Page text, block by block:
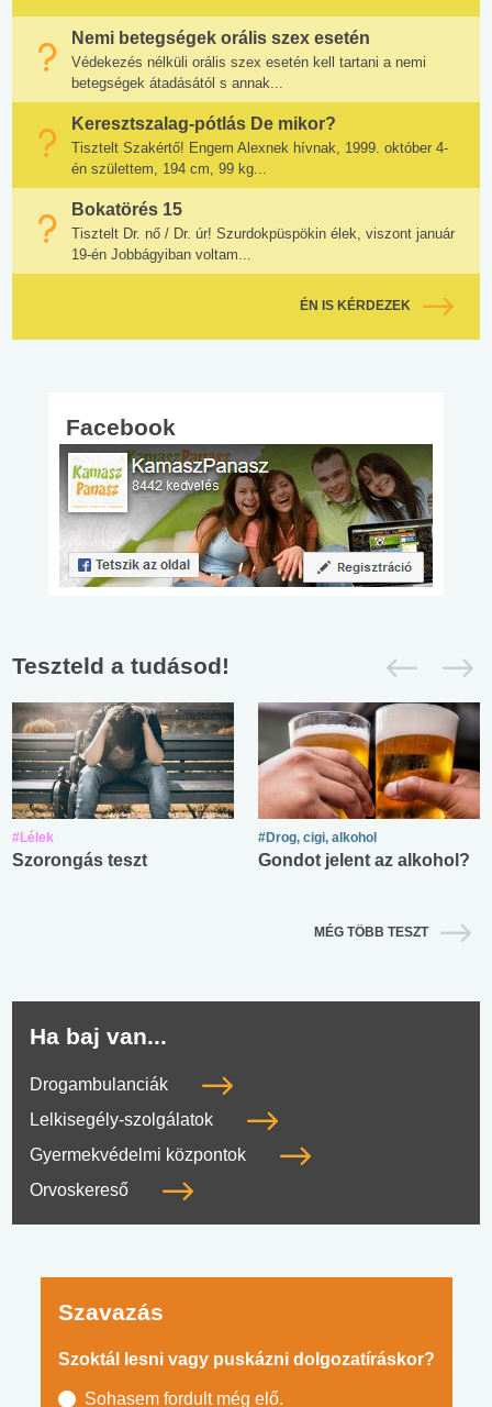
Nemi betegségek orális szex esetén
Védekezés nélküli orális szex esetén kell tartani a nemi
betegségek átadásától s annak...
Keresztszalag-pótlás De mikor?
Tisztelt Szakértő! Engem Alexnek hívnak, 1999. október 4-
én születtem, 194 cm, 99 kg...
Bokatörés 15
Tisztelt Dr. nő / Dr. úr! Szurdokpüspökin élek, viszont január
19-én Jobbágyiban voltam...
ÉN IS KÉRDEZEK
Facebook
Teszteld a tudásod!
#Lélek
Szorongás teszt
#Drog, cigi, alkohol
Gondot jelent az alkohol?
MÉG TÖBB TESZT
Ha baj van...
Drogambulanciák
Lelkisegély-szolgálatok
Gyermekvédelmi központok
Orvoskereső
Szavazás
Szoktál lesni vagy puskázni dolgozatíráskor?
Sohasem fordult még elő.